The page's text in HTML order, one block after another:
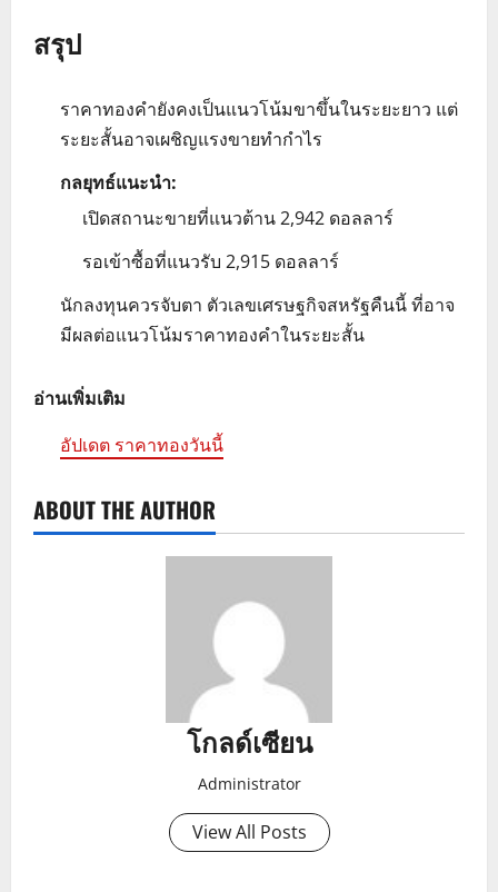
สรุป
ราคาทองคำยังคงเป็นแนวโน้มขาขึ้นในระยะยาว แต่
ระยะสั้นอาจเผชิญแรงขายทำกำไร
กลยุทธ์แนะนำ:
เปิดสถานะขายที่แนวต้าน 2,942 ดอลลาร์
รอเข้าซื้อที่แนวรับ 2,915 ดอลลาร์
นักลงทุนควรจับตา ตัวเลขเศรษฐกิจสหรัฐคืนนี้ ที่อาจ
มีผลต่อแนวโน้มราคาทองคำในระยะสั้น
อ่านเพิ่มเติม
อัปเดต ราคาทองวันนี้
ABOUT THE AUTHOR
โกลด์เซียน
Administrator
View All Posts